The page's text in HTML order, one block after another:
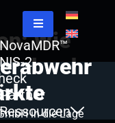
NovaMDR™
NIS-2
Partner
Ressourcen
Wie
in die Lage